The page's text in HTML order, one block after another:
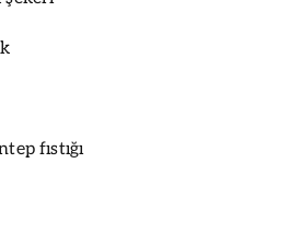
fıstığı